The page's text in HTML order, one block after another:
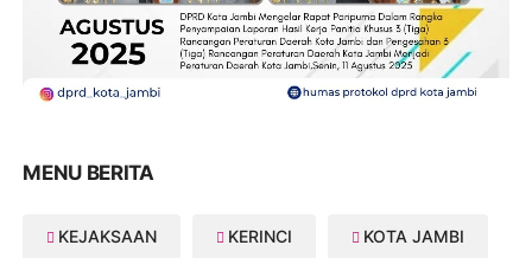
MENU BERITA
KEJAKSAAN KERINCI KOTA JAMBI